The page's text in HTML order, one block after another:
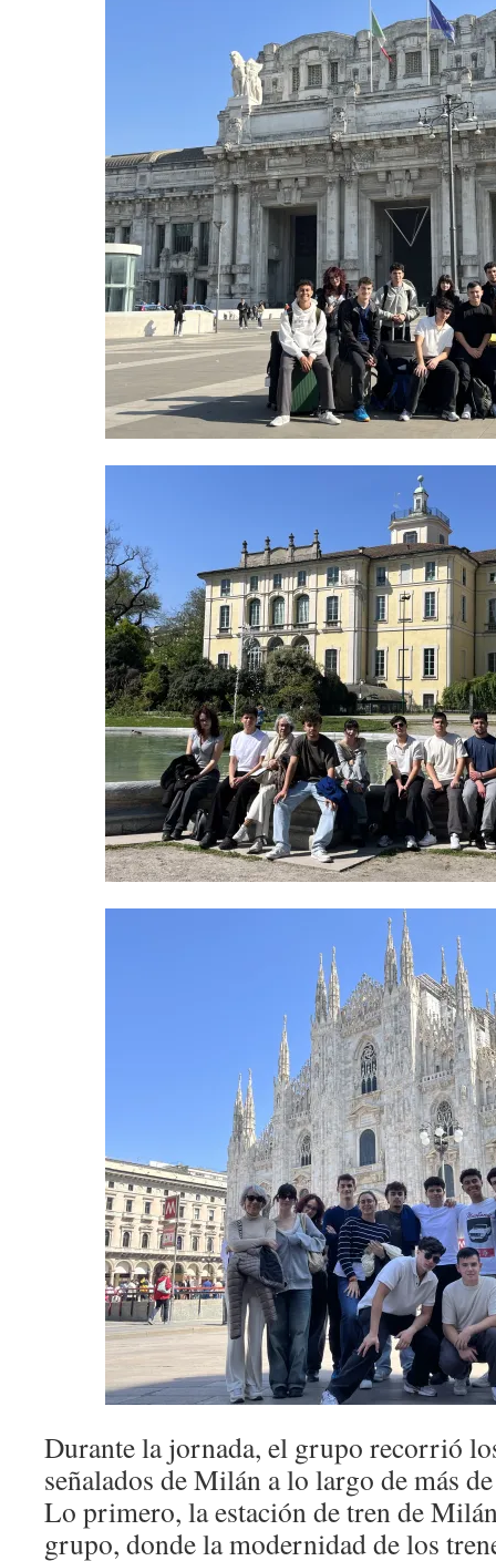
Durante la jornada, el grupo recorrió
señalados de Milán a lo largo de más
Lo primero, la estación de tren de
grupo, donde la modernidad de los